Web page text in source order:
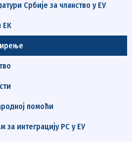
Србије за чланство у ЕУ
ЕК
помоћи
за интеграцију РС у ЕУ